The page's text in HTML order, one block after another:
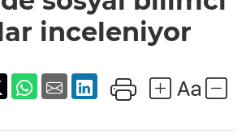
inceleniyor
inceleniyor